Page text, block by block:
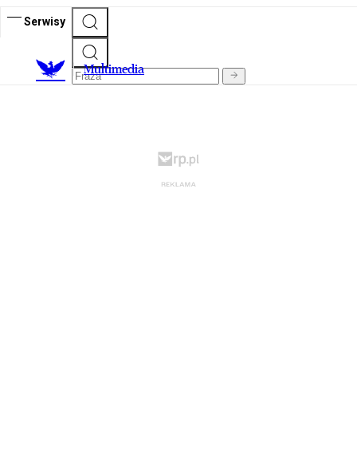
Serwisy
Multimedia